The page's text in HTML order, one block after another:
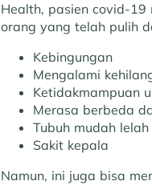
Health, pasien covid-
orang yang telah pulih
Kebingungan
Mengalami
Ketidakmampuan
Merasa berbeda
Tubuh mudah lelah
Sakit kepala
Namun, ini juga bisa